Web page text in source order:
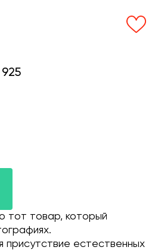
тот товар, который
присутствие естественных